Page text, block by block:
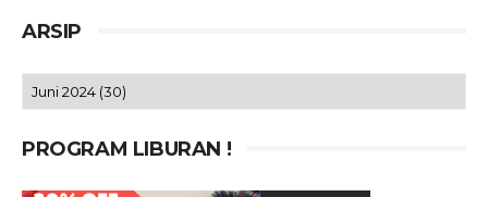
ARSIP
PROGRAM LIBURAN !